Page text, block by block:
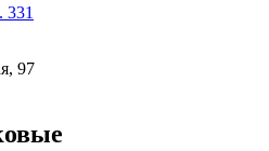
331
97